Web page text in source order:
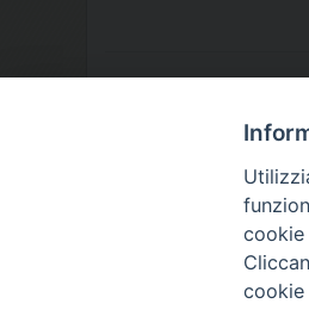
cookie
cookie